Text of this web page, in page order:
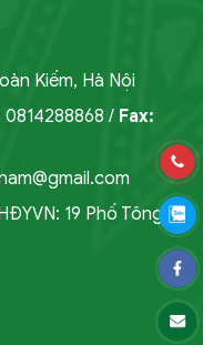
Kiếm, Hà Nội
/ Fax:
19 Phố Tông